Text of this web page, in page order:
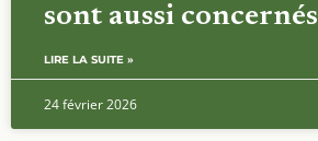
sont aussi concernés
LIRE LA SUITE »
24 février 2026